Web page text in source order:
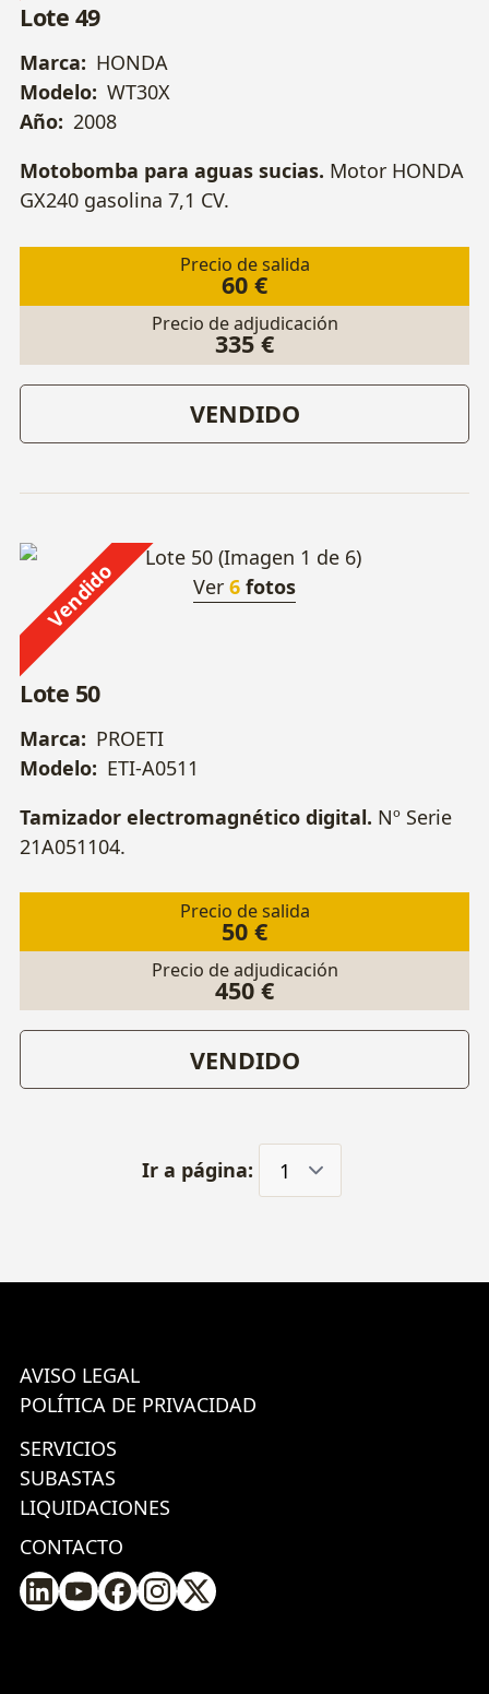
Lote 49
Marca: HONDA
Modelo: WT30X
Año: 2008
Motobomba para aguas sucias. Motor HONDA
GX240 gasolina 7,1 CV.
Precio de salida
60 €
Precio de adjudicación
335 €
VENDIDO
Vendido Ver 6 fotos
Lote 50
Marca: PROETI
Modelo: ETI-A0511
Tamizador electromagnético digital. Nº Serie
21A051104.
Precio de salida
50 €
Precio de adjudicación
450 €
VENDIDO
Ir a página:
AVISO LEGAL
POLÍTICA DE PRIVACIDAD
SERVICIOS
SUBASTAS
LIQUIDACIONES
CONTACTO